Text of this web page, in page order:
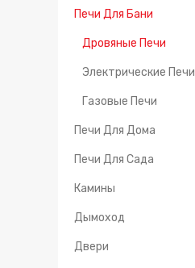
Печи Для Бани
Дровяные Печи
Электрические Печи
Газовые Печи
Печи Для Дома
Печи Для Сада
Камины
Дымоход
Двери